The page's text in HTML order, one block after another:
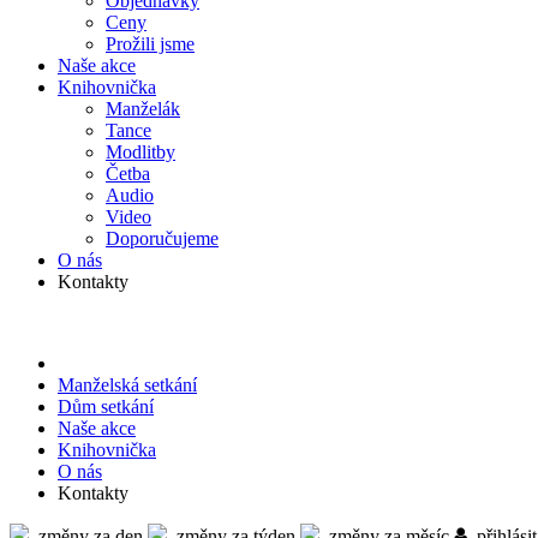
Ceny
Prožili jsme
Naše akce
Knihov­nička
Manželák
Tance
Modlitby
Četba
Audio
Video
Doporu­čujeme
O nás
Kontakty
Manželská setkání
Dům setkání
Naše akce
Knihov­nička
O nás
Kontakty